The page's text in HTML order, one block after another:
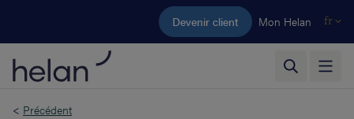
Aller au contenu principal
Devenir client Mon Helan fr
< Précédent